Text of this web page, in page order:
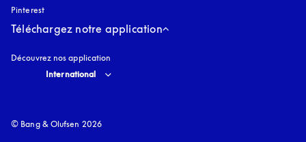
Pinterest
Téléchargez notre application
Découvrez nos application
Select country and language
International
© Bang & Olufsen 2026